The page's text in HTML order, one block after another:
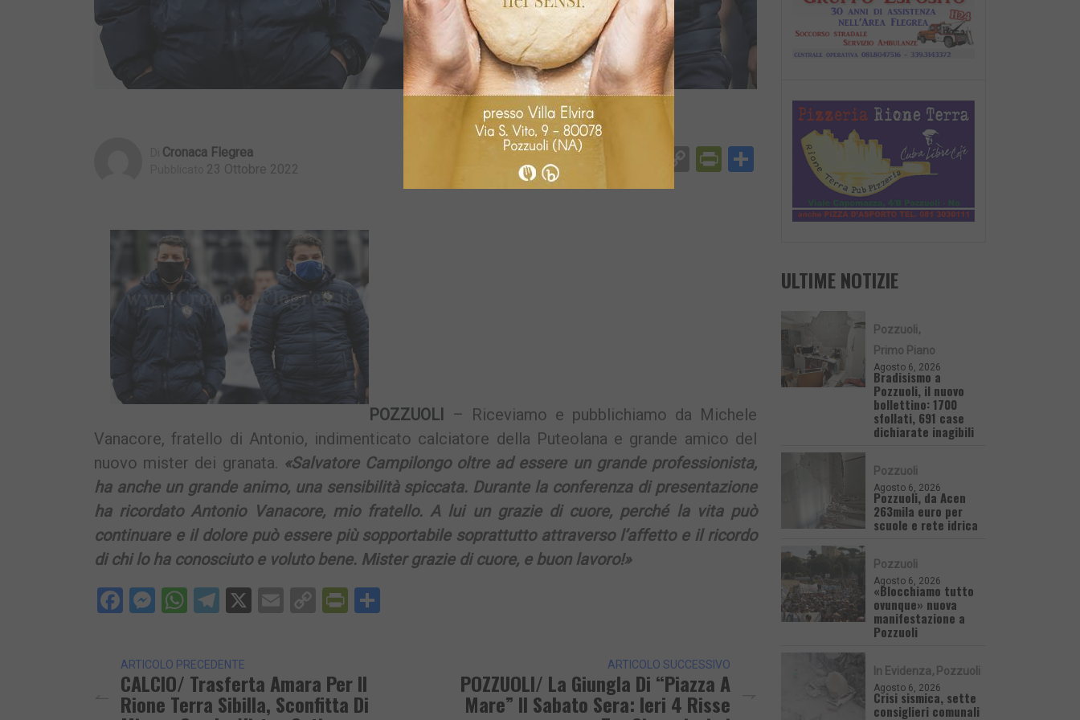
Cronaca Flegrea
23 Ottobre 2022 Facebook
Messenger
WhatsApp
TelegramEmailCopyPrintFriendly
Condividi
POZZUOLI
– Riceviamo e pubblichiamo da Michele
Vanacore, fratello di Antonio, indimenticato calciatore della Puteolana e grande amico del
nuovo mister dei granata. «Salvatore Campilongo oltre ad essere un grande professionista,
ha anche un grande animo, una sensibilità spiccata. Durante la conferenza di presentazione
ha ricordato Antonio Vanacore, mio fratello. A lui un grazie di cuore, perché la vita può
continuare e il dolore può essere più sopportabile soprattutto attraverso l’affetto e il ricordo
di chi lo ha conosciuto e voluto bene. Mister grazie di cuore, e buon lavoro!»
Facebook
Messenger
WhatsApp
Telegram
X EmailCopyPrintFriendly
ARTICOLO PRECEDENTE
CALCIO/ Trasferta Amara Per Il
Rione Terra Sibilla, Sconfitta Di
ARTICOLO SUCCESSIVO
POZZUOLI/ La Giungla Di “Piazza A
Mare” Il Sabato Sera: Ieri 4 Risse
ULTIME NOTIZIE
Pozzuoli
Primo Piano
Agosto 6, 2026
Bradisismo a
Pozzuoli, il nuovo
bollettino: 1700
sfollati, 691 case
dichiarate inagibili
Pozzuoli
Agosto 6, 2026
Pozzuoli, da Acen
263mila euro per
scuole e rete idrica
Pozzuoli
Agosto 6, 2026
«Blocchiamo tutto
ovunque» nuova
manifestazione a
Pozzuoli
In Evidenza Pozzuoli
Agosto 6, 2026
Crisi sismica, sette
consiglieri comunali